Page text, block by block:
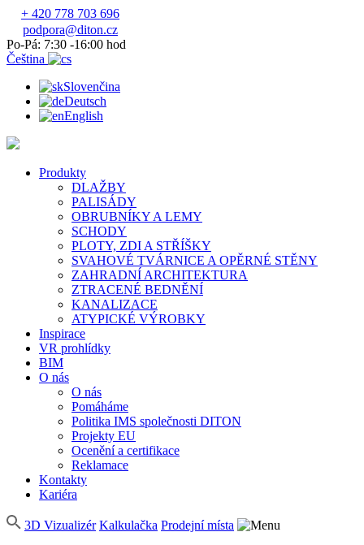
+ 420 778 703 696
podpora@diton.cz
Po-Pá: 7:30 -16:00 hod
Čeština
Slovenčina
Deutsch
English
Produkty
DLAŽBY
PALISÁDY
OBRUBNÍKY A LEMY
SCHODY
PLOTY, ZDI A STŘÍŠKY
SVAHOVÉ TVÁRNICE A OPĚRNÉ STĚNY
ZAHRADNÍ ARCHITEKTURA
ZTRACENÉ BEDNĚNÍ
KANALIZACE
ATYPICKÉ VÝROBKY
Inspirace
VR prohlídky
BIM
O nás
O nás
Pomáháme
Politika IMS společnosti DITON
Projekty EU
Ocenění a certifikace
Reklamace
Kontakty
Kariéra
3D Vizualizér Kalkulačka Prodejní místa